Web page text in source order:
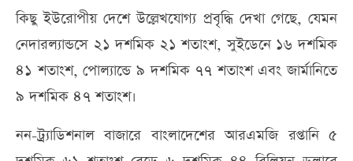
কিছু ইউরোপীয় দেশে উল্লেখযোগ্য প্রবৃদ্ধি দেখা গেছে, যেমন
নেদারল্যান্ডসে ২১ দশমিক ২১ শতাংশ, সুইডেনে ১৬ দশমিক
৪১ শতাংশ, পোল্যান্ডে ৯ দশমিক ৭৭ শতাংশ এবং জার্মানিতে
৯ দশমিক ৪৭ শতাংশ।
নন-ট্র্যাডিশনাল বাজারে বাংলাদেশের আরএমজি রপ্তানি ৫